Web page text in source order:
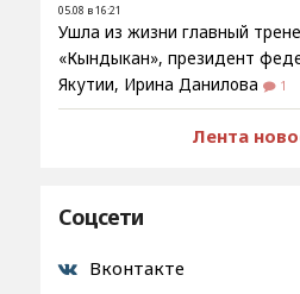
05.08 в 16:21
Ушла из жизни главный
«Кындыкан», президент
Якутии, Ирина Данилова
1
Лента
Соцсети
Вконтакте